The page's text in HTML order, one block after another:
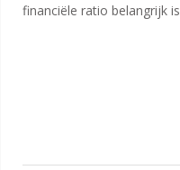
financiële ratio belangrijk is